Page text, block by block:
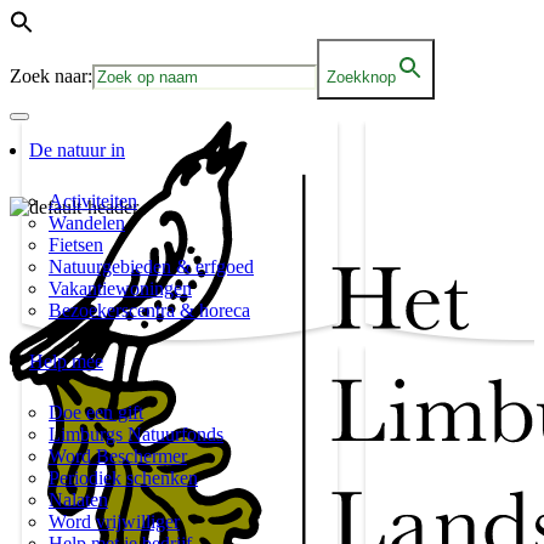
Zoek naar: Zoekknop
De natuur in
Activiteiten
Wandelen
Fietsen
Natuurgebieden & erfgoed
Vakantiewoningen
Bezoekerscentra & horeca
Help mee
Doe een gift
Limburgs Natuurfonds
Word Beschermer
Periodiek schenken
Nalaten
Word vrijwilliger